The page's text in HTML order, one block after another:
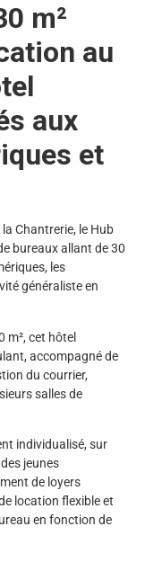
m²
au
aux
et
Chantrerie, le Hub
bureaux allant de 30
les
généraliste en
m², cet hôtel
accompagné de
du courrier,
salles de
individualisé, sur
jeunes
de loyers
location flexible et
en fonction de